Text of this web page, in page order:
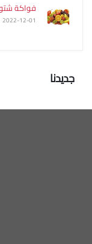
فواكة
2022-12-01
جديدنا